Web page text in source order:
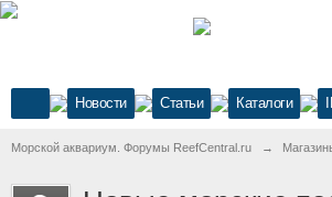
Новости Статьи Каталоги
Морской аквариум. Форумы ReefCentral.ru →